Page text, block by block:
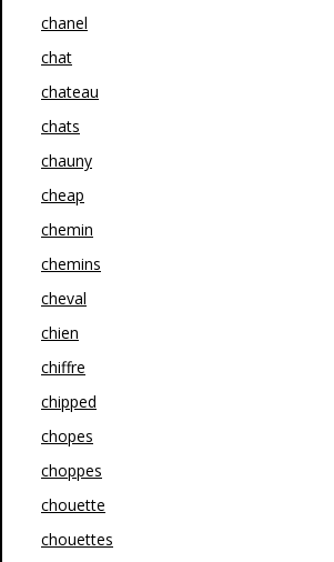
chanel
chat
chateau
chats
chauny
cheap
chemin
chemins
cheval
chien
chiffre
chipped
chopes
choppes
chouette
chouettes